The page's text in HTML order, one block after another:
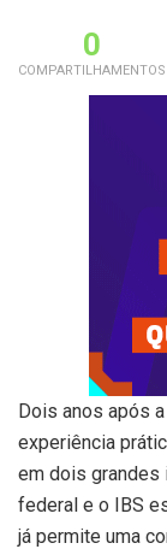
0
COMPARTILHAMENTOS
Dois anos após
experiência
em dois grandes
federal e o IBS
já permite uma